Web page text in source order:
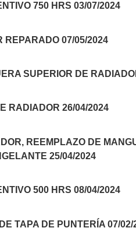
750 HRS 03/07/2024
REPARADO 07/05/2024
SUPERIOR DE
RADIADOR 26/04/2024
REEMPLAZO DE
25/04/2024
500 HRS 08/04/2024
TAPA DE PUNTERÍA 07/02/